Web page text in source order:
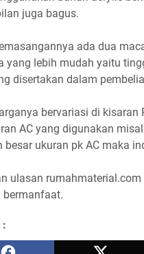
juga bagus.
ada dua
yang lebih mudah yaitu
disertakan dalam
bervariasi di kisaran
AC yang digunakan
besar ukuran pk AC maka
ulasan
bermanfaat.
: